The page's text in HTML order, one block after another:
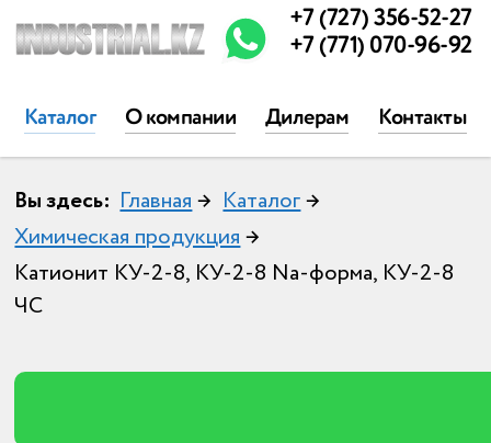
Каталог О компании Дилерам Контакты
+7 (727) 356-52-27
+7 (771) 070-96-92
Вы здесь: Главная → Каталог→
Химическая продукция →
Катионит КУ-2-8, КУ-2-8 Na-форма, КУ-2-8
ЧС